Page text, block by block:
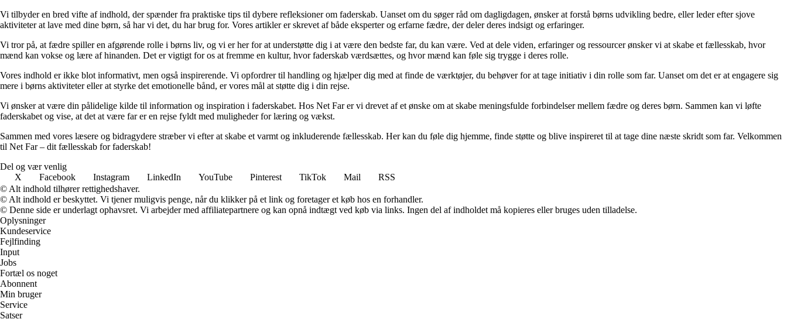
Vi tilbyder en bred vifte af indhold, der spænder fra praktiske tips til dybere refleksioner om faderskab. Uanset om du søger råd om dagligdagen, ønsker at forstå børns udvikling bedre, eller leder efter sjove
aktiviteter at lave med dine børn, så har vi det, du har brug for. Vores artikler er skrevet af både eksperter og erfarne fædre, der deler deres indsigt og erfaringer.
Vi tror på, at fædre spiller en afgørende rolle i børns liv, og vi er her for at understøtte dig i at være den bedste far, du kan være. Ved at dele viden, erfaringer og ressourcer ønsker vi at skabe et fællesskab, hvor
mænd kan vokse og lære af hinanden. Det er vigtigt for os at fremme en kultur, hvor faderskab værdsættes, og hvor mænd kan føle sig trygge i deres rolle.
Vores indhold er ikke blot informativt, men også inspirerende. Vi opfordrer til handling og hjælper dig med at finde de værktøjer, du behøver for at tage initiativ i din rolle som far. Uanset om det er at engagere sig
mere i børns aktiviteter eller at styrke det emotionelle bånd, er vores mål at støtte dig i din rejse.
Vi ønsker at være din pålidelige kilde til information og inspiration i faderskabet. Hos Net Far er vi drevet af et ønske om at skabe meningsfulde forbindelser mellem fædre og deres børn. Sammen kan vi løfte
faderskabet og vise, at det at være far er en rejse fyldt med muligheder for læring og vækst.
Sammen med vores læsere og bidragydere stræber vi efter at skabe et varmt og inkluderende fællesskab. Her kan du føle dig hjemme, finde støtte og blive inspireret til at tage dine næste skridt som far. Velkommen
til Net Far – dit fællesskab for faderskab!
Del og vær venlig
X
Facebook Instagram LinkedIn YouTube Pinterest TikTok Mail
RSS
© Alt indhold tilhører rettighedshaver.
© Alt indhold er beskyttet. Vi tjener muligvis penge, når du klikker på et link og foretager et køb hos en forhandler.
© Denne side er underlagt ophavsret. Vi arbejder med affiliatepartnere og kan opnå indtægt ved køb via links. Ingen del af indholdet må kopieres eller bruges uden tilladelse.
Oplysninger
Kundeservice
Fejlfinding
Input
Jobs
Fortæl os noget
Abonnent
Min bruger
Service
Satser